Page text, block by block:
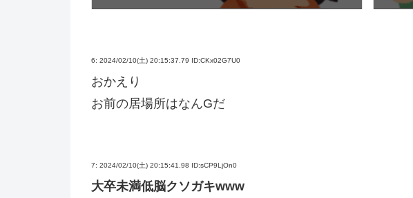
6: 2024/02/10(土) 20:15:37.79 ID:CKx02G7U0
おかえり
お前の居場所はなんGだ
7: 2024/02/10(土) 20:15:41.98 ID:sCP9LjOn0
大卒未満低脳クソガキwww